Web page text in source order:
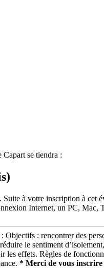
Capart se tiendra :
à votre inscription à
Internet, un PC, Mac,
: rencontrer des
le sentiment
les effets. Règles de
* Merci de vous inscrire